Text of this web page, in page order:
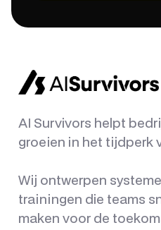
AI Survivors helpt
groeien in het tijdperk
Wij ontwerpen
trainingen die teams
maken voor de